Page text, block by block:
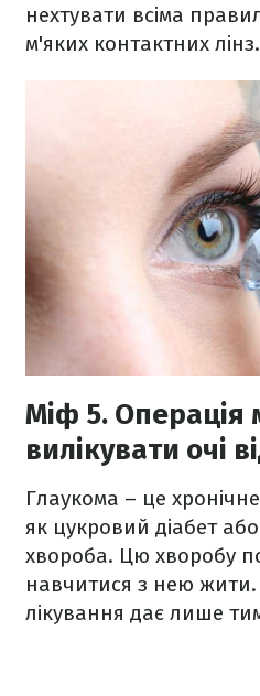
нехтувати всіма
м'яких контактних лінз.
Міф 5. Операція
вилікувати очі
Глаукома – це
як цукровий діабет або
хвороба. Цю хворобу
навчитися з нею
лікування дає лише